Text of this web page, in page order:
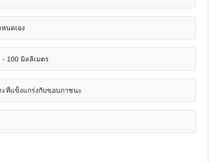
นดเอง
- 100 มิลลิเมตร
ะที่แข็งแกร่งกับขอบภาชนะ